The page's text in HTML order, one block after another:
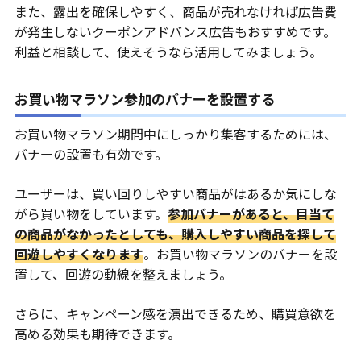
また、露出を確保しやすく、商品が売れなければ広告費
が発生しないクーポンアドバンス広告もおすすめです。
利益と相談して、使えそうなら活用してみましょう。
お買い物マラソン参加のバナーを設置する
お買い物マラソン期間中にしっかり集客するためには、
バナーの設置も有効です。
ユーザーは、買い回りしやすい商品がはあるか気にしな
がら買い物をしています。参加バナーがあると、目当て
の商品がなかったとしても、購入しやすい商品を探して
回遊しやすくなります。お買い物マラソンのバナーを設
置して、回遊の動線を整えましょう。
さらに、キャンペーン感を演出できるため、購買意欲を
高める効果も期待できます。